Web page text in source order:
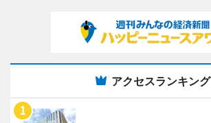
アクセスランキング